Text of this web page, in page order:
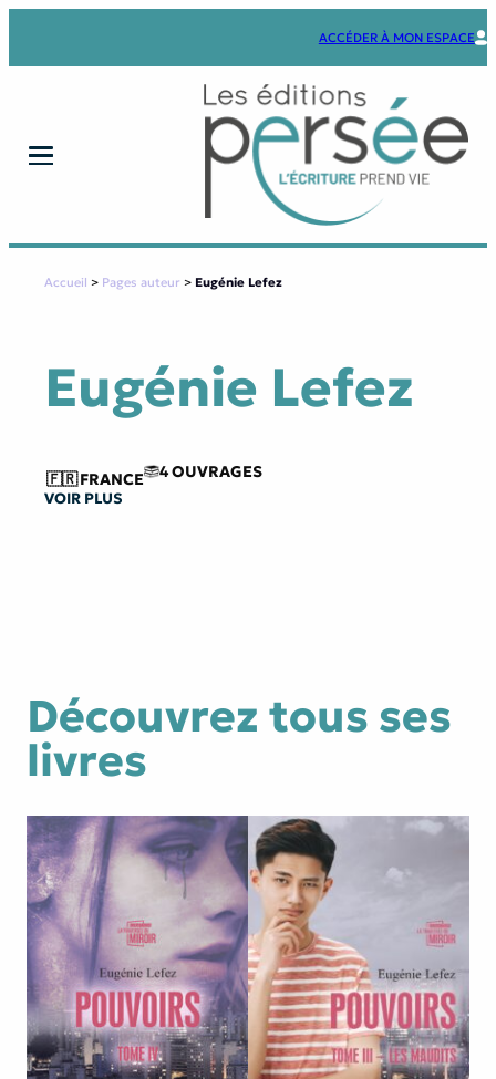
ACCÉDER À MON ESPACE
Accueil > Pages auteur > Eugénie Lefez
Eugénie Lefez
🇫🇷FRANCE 4 OUVRAGES
VOIR PLUS
Découvrez tous ses
livres